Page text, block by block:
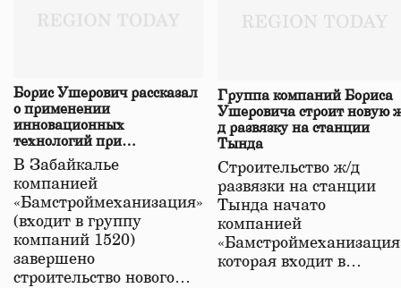
Борис Ушерович рассказал
о применении
инновационных
технологий при
строительстве нового моста
в Забайкалье
В Забайкалье
компанией
«Бамстроймеханизация»
(входит в группу
компаний 1520)
завершено
строительство нового…
Группа компаний Бориса
Ушеровича строит новую
д развязку на станции
Тында
Строительство ж/д
развязки на станции
Тында начато
компанией
которая входит в…